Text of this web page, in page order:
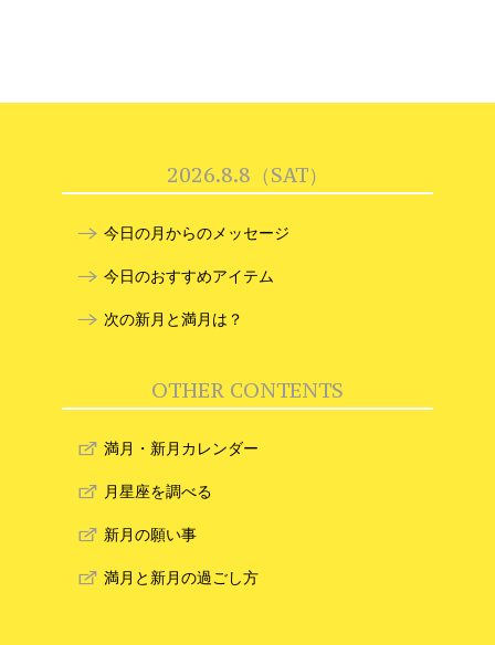
2026.8.8（SAT）
今日の月からのメッセージ
今日のおすすめアイテム
次の新月と満月は？
OTHER CONTENTS
満月・新月カレンダー
月星座を調べる
新月の願い事
満月と新月の過ごし方